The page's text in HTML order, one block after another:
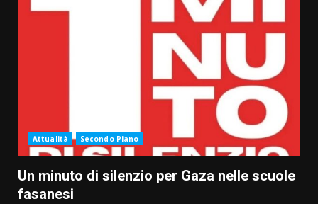
Attualità Secondo Piano
Un minuto di silenzio per Gaza nelle scuole
fasanesi